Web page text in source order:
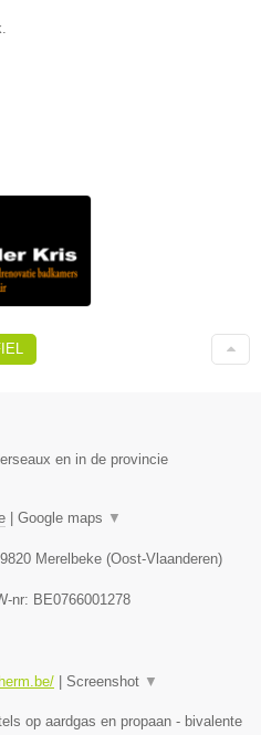
en in de provincie
Google maps ▼
9820 Merelbeke (Oost-Vlaanderen)
nr: BE0766001278
Screenshot ▼
op aardgas en propaan - bivalente